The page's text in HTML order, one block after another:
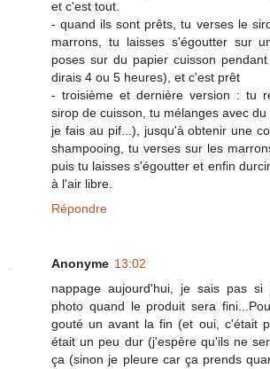
et c'est tout.
- quand ils sont prêts, tu verses le
marrons, tu laisses s'égoutter sur
poses sur du papier cuisson
dirais 4 ou 5 heures), et c'est prêt
- troisième et dernière version : tu
sirop de cuisson, tu mélanges avec
je fais au pif...), jusqu'à obtenir une
shampooing, tu verses sur les
puis tu laisses s'égoutter et enfin
à l'air libre.
Répondre
Anonyme 13:02
nappage aujourd'hui, je sais pas
photo quand le produit sera
gouté un avant la fin (et oui, c'était
était un peu dur (j'espère qu'ils ne
ça (sinon je pleure car ça prends